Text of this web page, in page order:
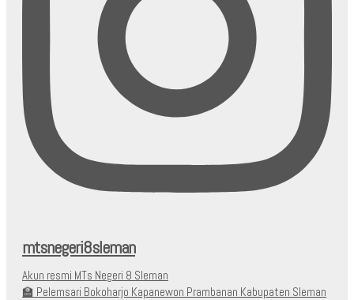
mtsnegeri8sleman
Akun resmi MTs Negeri 8 Sleman
🏫 Pelemsari Bokoharjo Kapanewon Prambanan Kabupaten Sleman